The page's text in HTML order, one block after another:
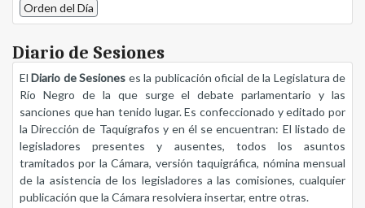
Orden del Día
Diario de Sesiones
ElDiario de Sesiones es la publicación oficial de la Legislatura de
Río Negro de la que surge el debate parlamentario y las
sanciones que han tenido lugar. Es confeccionado y editado por
la Dirección de Taquígrafos y en él se encuentran: El listado de
legisladores presentes y ausentes, todos los asuntos
tramitados por la Cámara, versión taquigráfica, nómina mensual
de la asistencia de los legisladores a las comisiones, cualquier
publicación que la Cámara resolviera insertar, entre otras.